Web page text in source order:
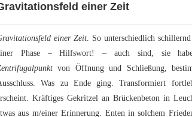
einer Zeit
einer Zeit . So unterschiedlich
Phase – Hilfswort! – auch sind, sie
von Öffnung und Schließung,
Was zu Ende ging. Transformiert
Kräftiges Gekritzel an Brückenbeton in
aus m/einer Erinnerung. Enten in solchem